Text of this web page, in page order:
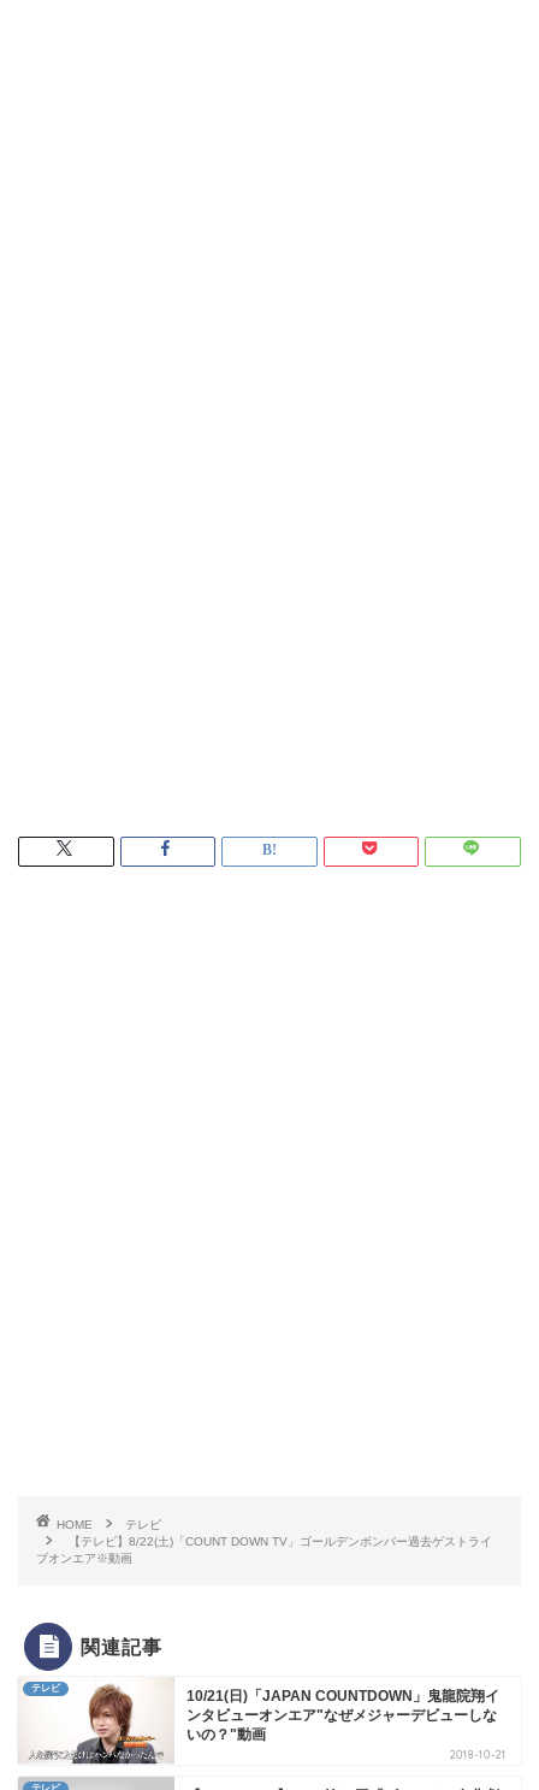
HOME
テレビ
【テレビ】8/22(土)「COUNT DOWN TV」ゴールデンボンバー過去ゲストライ
ブオンエア※動画
関連記事
テレビ
10/21(日)「JAPAN COUNTDOWN」鬼龍院翔イ
ンタビューオンエア"なぜメジャーデビューしな
いの？"動画
2018-10-21